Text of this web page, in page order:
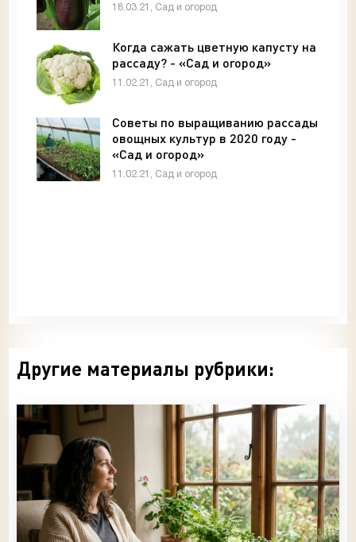
18.03.21, Сад и огород
Когда сажать цветную капусту на
рассаду? - «Сад и огород»
11.02.21, Сад и огород
Советы по выращиванию рассады
овощных культур в 2020 году -
«Сад и огород»
11.02.21, Сад и огород
Другие материалы рубрики: